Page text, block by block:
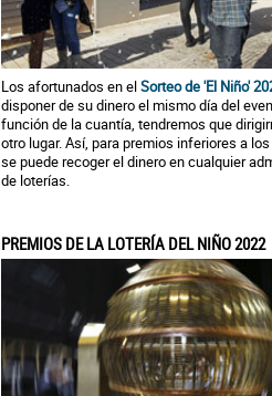
Los afortunados en elSorteo de 'El Niño'
disponer de su dinero el mismo día del
función de la cuantía, tendremos que
otro lugar. Así, para premios inferiores a
se puede recoger el dinero en cualquier
de loterías.
PREMIOS DE LA LOTERÍA DEL NIÑO 2022